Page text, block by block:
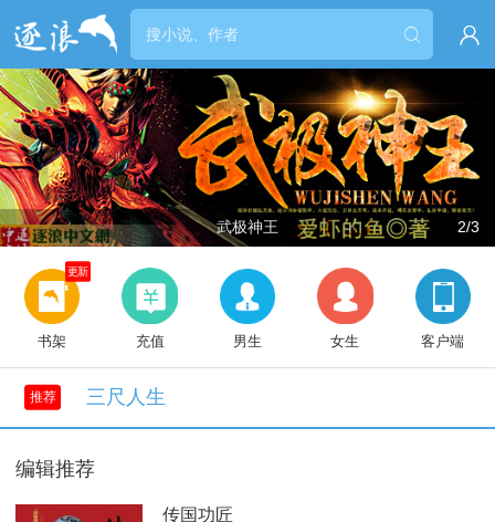
 
武极神王 2/3
书架
更新
充值 男生 女生 客户端
推荐 三尺人生
编辑推荐
传国功匠